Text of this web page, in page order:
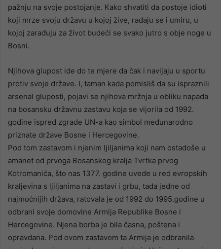
pažnju na svoje postojanje. Kako shvatiti da postoje idioti
koji mrze svoju državu u kojoj žive, rađaju se i umiru, u
kojoj zarađuju za život budeći se svako jutro s obje noge u
Bosni.
Njihova glupost ide do te mjere da čak i navijaju u sportu
protiv svoje države. I, taman kada pomisliš da su ispraznili
arsenal gluposti, pojavi se njihova mržnja u obliku napada
na bosansku državnu zastavu koja se vijorila od 1992.
godine ispred zgrade UN-a kao simbol međunarodno
priznate države Bosne i Hercegovine.
Pod tom zastavom i njenim ljiljanima koji nam ostadoše u
amanet od prvoga Bosanskog kralja Tvrtka prvog
Kotromanića, što nas 1377. godine uvede u red evropskih
kraljevina s ljiljanima na zastavi i grbu, tada jedne od
najmoćnijih država, ratovala je od 1992 do 1995.godine u
odbrani svoje domovine Armija Republike Bosne i
Hercegovine. Njena borba je bila časna, poštena i
opravdana. Pod ovom zastavom ta Armija je odbranila